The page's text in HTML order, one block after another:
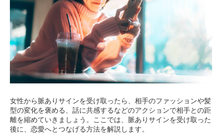
女性から脈ありサインを受け取ったら、相手のファッションや髪
型の変化を褒める、話に共感するなどのアクションで相手との距
離を縮めていきましょう。ここでは、脈ありサインを受け取った
後に、恋愛へとつなげる方法を解説します。